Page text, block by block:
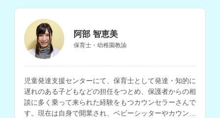
阿部 智恵美
保育士・幼稚園教諭
児童発達支援センターにて、保育士として発達・知的に
遅れのある子どもなどの担任をつとめ、保護者からの相
談に多く乗って来られた経験をもつカウンセラーさんで
す。現在は自身で開業され、ベビーシッターやカウンセ